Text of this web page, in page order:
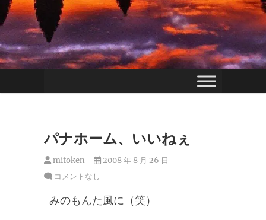
パナホーム、いいねぇ
mitoken
2008 年 8 月 26 日
コメントなし
みのもんた風に（笑）